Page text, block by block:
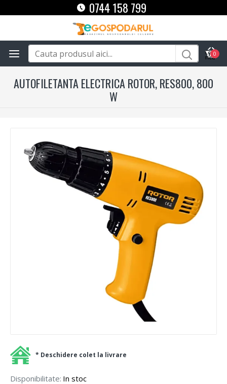
0744 158 799
0
AUTOFILETANTA ELECTRICA ROTOR, RES800, 800
W
Disponibilitate: In stoc
* Deschidere colet la livrare